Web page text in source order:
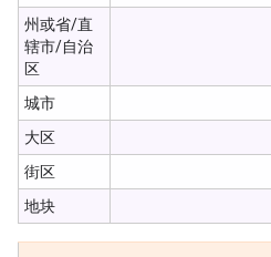
州或省/直
辖市/自治
区
城市
大区
街区
地块